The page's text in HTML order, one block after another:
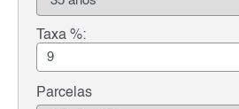
Taxa %:
Parcelas